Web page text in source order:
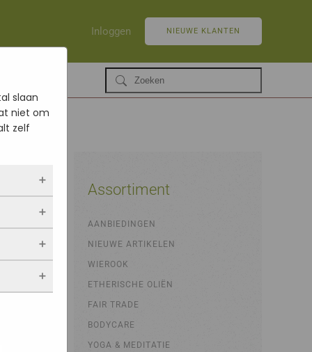
Inloggen NIEUWE KLANTEN
Assortiment
AANBIEDINGEN
NIEUWE ARTIKELEN
WIEROOK
ETHERISCHE OLIËN
FAIR TRADE
BODYCARE
YOGA & MEDITATIE
slaan
niet om
zelf
als jij
blijven
Als je